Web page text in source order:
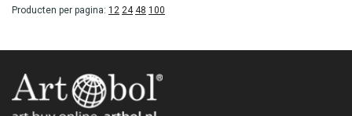
Producten per pagina: 12 24 48 100